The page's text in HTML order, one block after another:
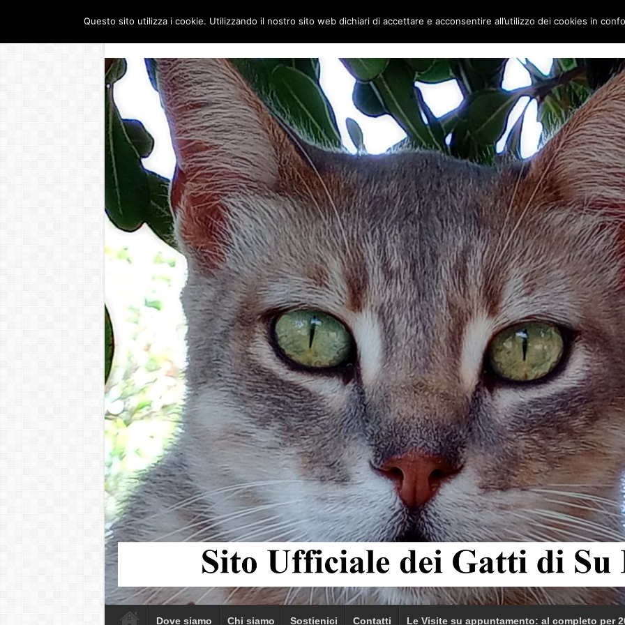
GIOVEDÌ , 6 AGOSTO 2026 Dove siamo Guerra ai gatti Home Chi siamo Le Visite su appuntamento: al completo per
Dove siamo Chi siamo Sostienici Contatti Le Visite su appuntamento: al completo per
Questo sito utilizza i cookie. Utilizzando il nostro sito web dichiari di accettare e acconsentire all’utilizzo dei cookies in